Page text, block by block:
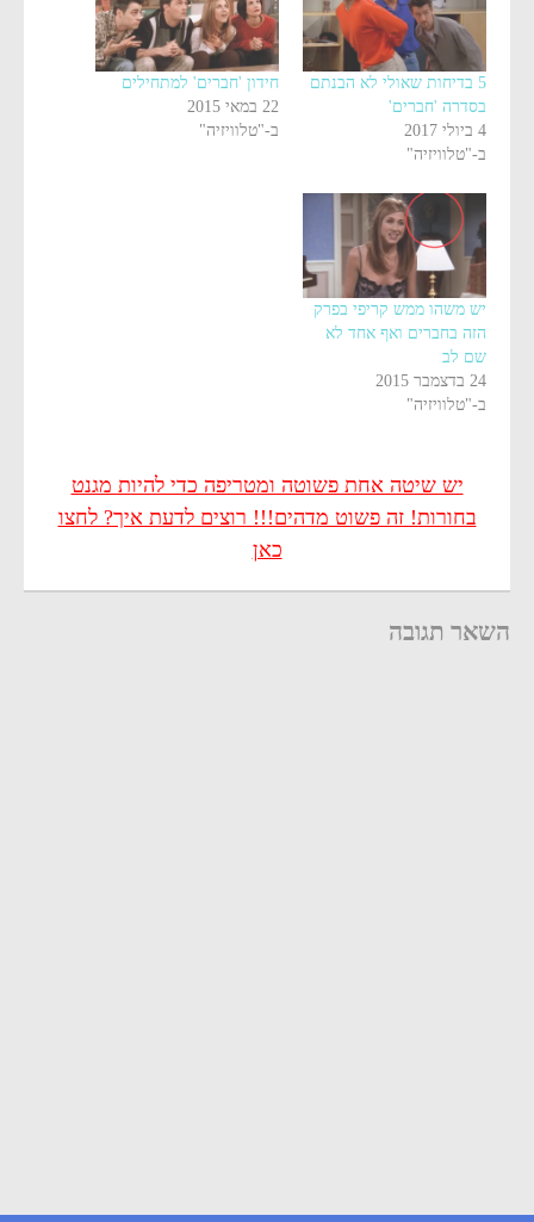
5 בדיחות שאולי לא הבנתם
בסדרה 'חברים'
4 ביולי 2017
ב-"טלוויזיה"
חידון 'חברים' למתחילים
22 במאי 2015
ב-"טלוויזיה"
יש משהו ממש קריפי בפרק
הזה בחברים ואף אחד לא
שם לב
24 בדצמבר 2015
ב-"טלוויזיה"
יש שיטה אחת פשוטה ומטריפה כדי להיות מגנט
בחורות! זה פשוט מדהים!!! רוצים לדעת איך? לחצו
כאן
השאר תגובה